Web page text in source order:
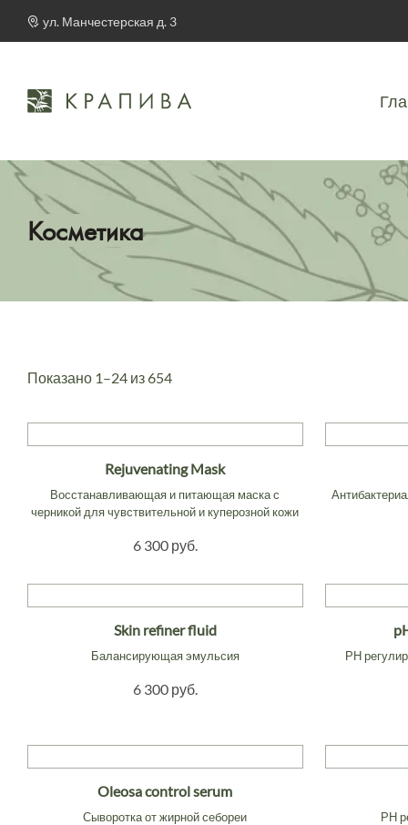
ул. Манчестерская д. 3
Косметика
Показано 1–24 из 654
Rejuvenating Mask
Восстанавливающая и питающая маска с
черникой для чувствительной и куперозной кожи
6 300 руб.
Skin refiner fluid
Балансирующая эмульсия
6 300 руб.
РН
Oleosa control serum
Сыворотка от жирной себореи РН